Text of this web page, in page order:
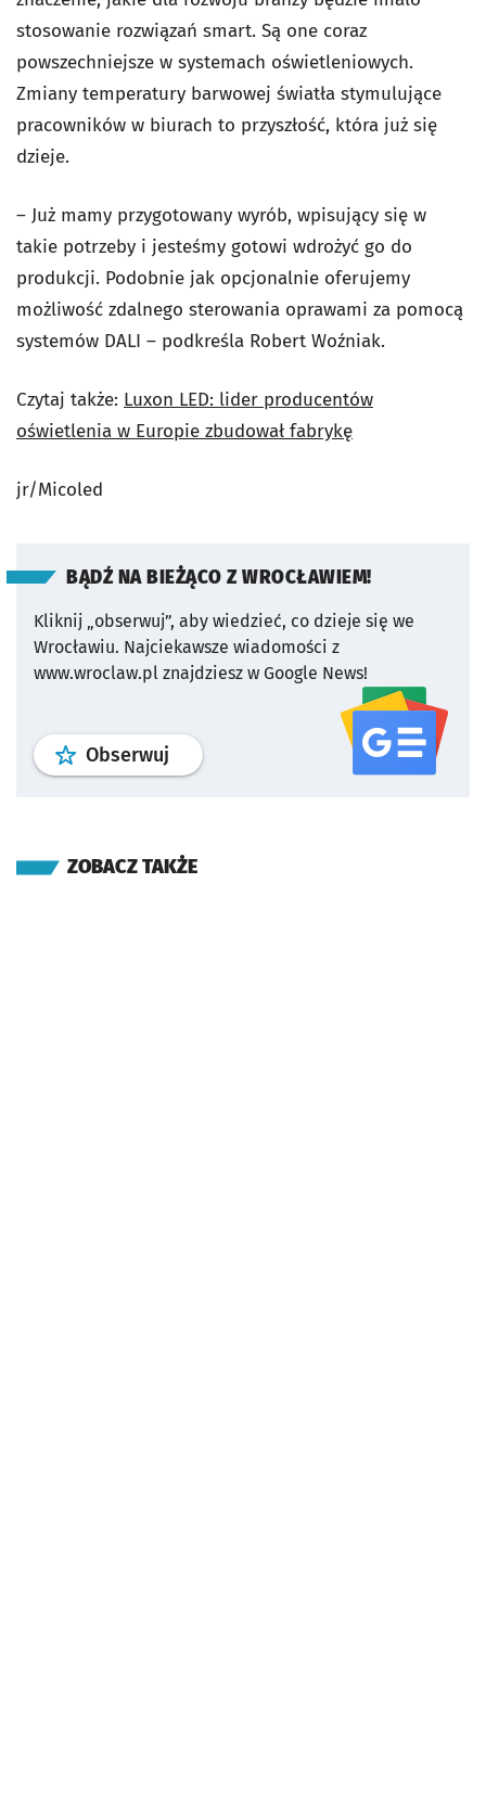
stosowanie rozwiązań smart. Są one coraz
powszechniejsze w systemach oświetleniowych.
Zmiany temperatury barwowej światła stymulujące
pracowników w biurach to przyszłość, która już się
dzieje.
– Już mamy przygotowany wyrób, wpisujący się w
takie potrzeby i jesteśmy gotowi wdrożyć go do
produkcji. Podobnie jak opcjonalnie oferujemy
możliwość zdalnego sterowania oprawami za pomocą
systemów DALI – podkreśla Robert Woźniak.
Czytaj także: Luxon LED: lider producentów
oświetlenia w Europie zbudował fabrykę
jr/Micoled
BĄDŹ NA BIEŻĄCO Z WROCŁAWIEM!
Kliknij „obserwuj”, aby wiedzieć, co dzieje się we
Wrocławiu. Najciekawsze wiadomości z
www.wroclaw.pl znajdziesz w Google News!
Obserwuj profil serwisu
ZOBACZ TAKŻE